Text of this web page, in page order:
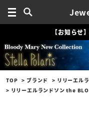
【お知らせ
TOP ブランド
リリーエル
リリーエルランドソン the